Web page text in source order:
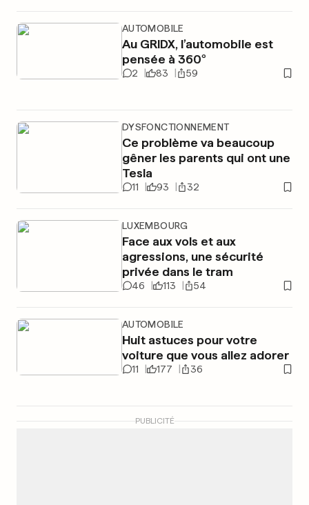
AUTOMOBILE
Au GRIDX, l’automobile est
pensée à 360°
2 83 59
DYSFONCTIONNEMENT
Ce problème va beaucoup
gêner les parents qui ont une
Tesla
11 93 32
LUXEMBOURG
Face aux vols et aux
agressions, une sécurité
privée dans le tram
46 113 54
AUTOMOBILE
Huit astuces pour votre
voiture que vous allez adorer
11 177 36
PUBLICITÉ